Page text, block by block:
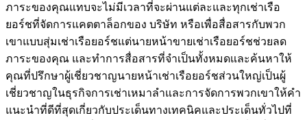
ภาระของคุณแทบจะไม่มีเวลาที่จะผ่านแต่ละและทุกเช่าเรือ
ยอร์ชที่จัดการแคตตาล็อกของ บริษัท หรือเพื่อสื่อสารกับพวก
เขาแบบสุ่มเช่าเรือยอร์ชแต่นายหน้าขายเช่าเรือยอร์ชช่วยลด
ภาระของคุณ และทำการสื่อสารที่จำเป็นทั้งหมดและค้นหาให้
คุณที่ปรึกษาผู้เชี่ยวชาญนายหน้าเช่าเรือยอร์ชส่วนใหญ่เป็นผู้
เชี่ยวชาญในธุรกิจการเช่าเหมาลำและการจัดการพวกเขาให้คำ
แนะนำที่ดีที่สุดเกี่ยวกับประเด็นทางเทคนิคและประเด็นทั่วไปที่